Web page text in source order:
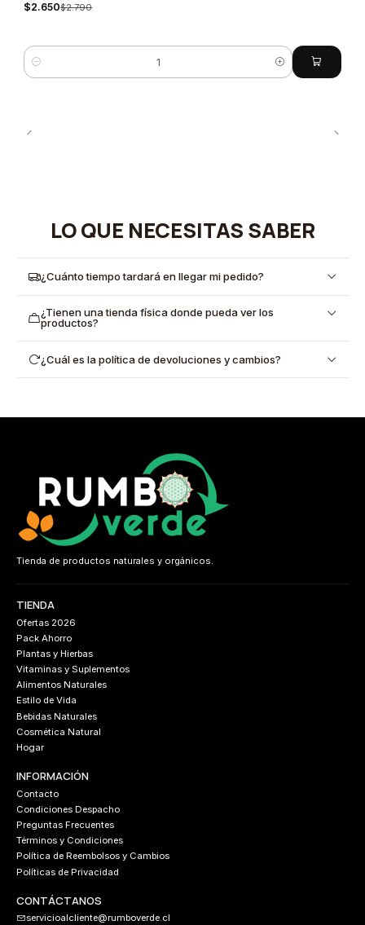
$2.650$2.790
Cantidad
LO QUE NECESITAS SABER
¿Cuánto tiempo tardará en llegar mi pedido?
¿Tienen una tienda física donde pueda ver los
productos?
¿Cuál es la política de devoluciones y cambios?
Tienda de productos naturales y orgánicos.
TIENDA
Ofertas 2026
Pack Ahorro
Plantas y Hierbas
Vitaminas y Suplementos
Alimentos Naturales
Estilo de Vida
Bebidas Naturales
Cosmética Natural
Hogar
INFORMACIÓN
Contacto
Condiciones Despacho
Preguntas Frecuentes
Términos y Condiciones
Política de Reembolsos y Cambios
Políticas de Privacidad
CONTÁCTANOS
servicioalcliente@rumboverde.cl